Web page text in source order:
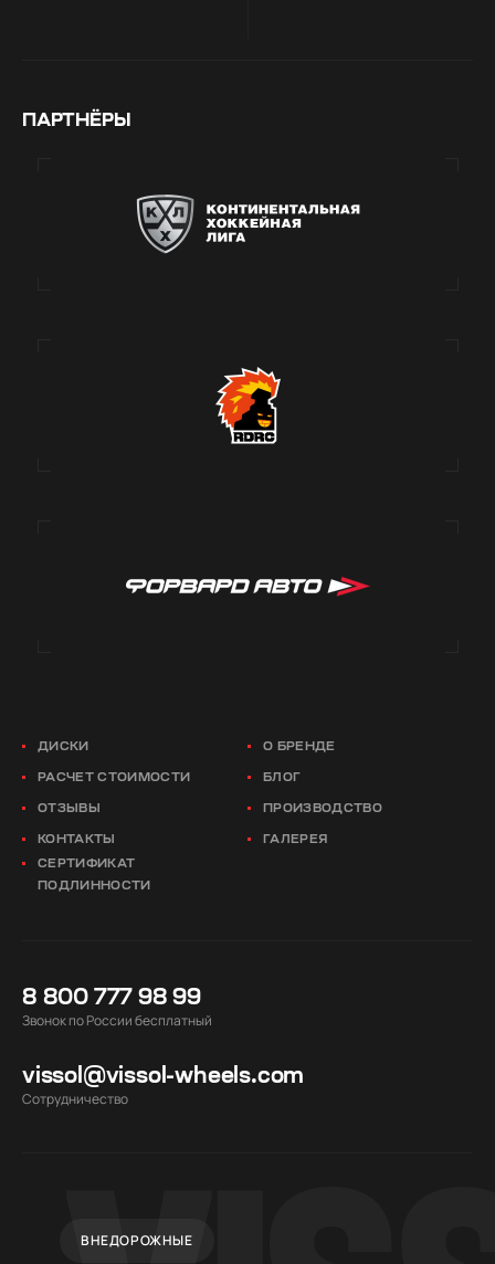
ПАРТНЁРЫ
ДИСКИ О БРЕНДЕ
РАСЧЕТ СТОИМОСТИ БЛОГ
ОТЗЫВЫ ПРОИЗВОДСТВО
КОНТАКТЫ
ГАЛЕРЕЯ
СЕРТИФИКАТ
ПОДЛИННОСТИ
8 800 777 98 99
Звонок по России бесплатный
vissol@vissol-wheels.com
Cотрудничество
ВНЕДОРОЖНЫЕ